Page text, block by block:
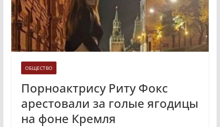
ОБЩЕСТВО
Порноактрису Риту Фокс
арестовали за голые ягодицы
на фоне Кремля